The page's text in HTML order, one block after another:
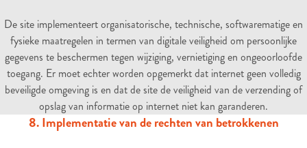
De site implementeert organisatorische, technische, softwarematige en
fysieke maatregelen in termen van digitale veiligheid om persoonlijke
gegevens te beschermen tegen wijziging, vernietiging en ongeoorloofde
toegang. Er moet echter worden opgemerkt dat internet geen volledig
beveiligde omgeving is en dat de site de veiligheid van de verzending of
opslag van informatie op internet niet kan garanderen.
8. Implementatie van de rechten van betrokkenen